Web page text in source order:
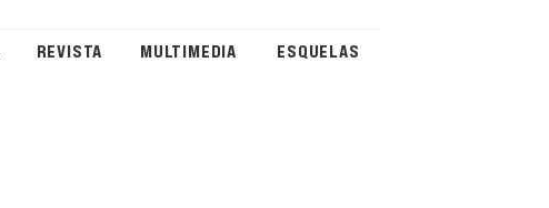
REVISTA MULTIMEDIA ESQUELAS